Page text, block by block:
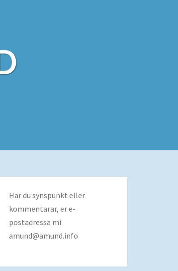
Har du synspunkt eller
kommentarar, er e-
postadressa mi
amund@amund.info